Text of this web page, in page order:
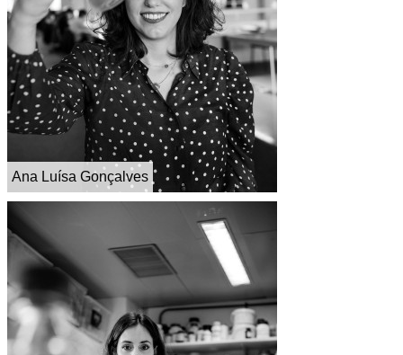
Ana Luísa Gonçalves